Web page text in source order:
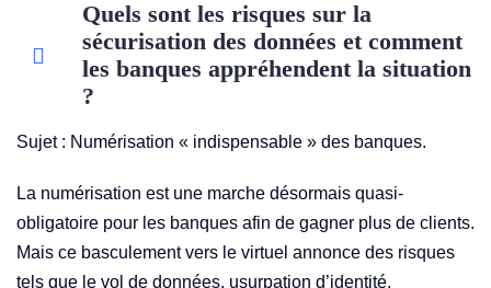
Quels sont les risques sur la
sécurisation des données et comment
les banques appréhendent la situation
?
Sujet : Numérisation « indispensable » des banques.
La numérisation est une marche désormais quasi-
obligatoire pour les banques afin de gagner plus de clients.
Mais ce basculement vers le virtuel annonce des risques
tels que le vol de données, usurpation d’identité,